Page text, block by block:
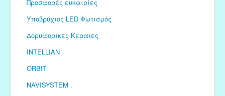
Προσφορές ευκαιρίες
Υποβρύχιος LED Φωτισμός
Δορυφορικες Κεραιες
INTELLIAN
ORBIT
NAVISYSTEM .